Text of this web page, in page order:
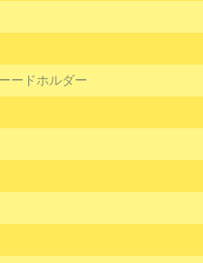
ードホルダー